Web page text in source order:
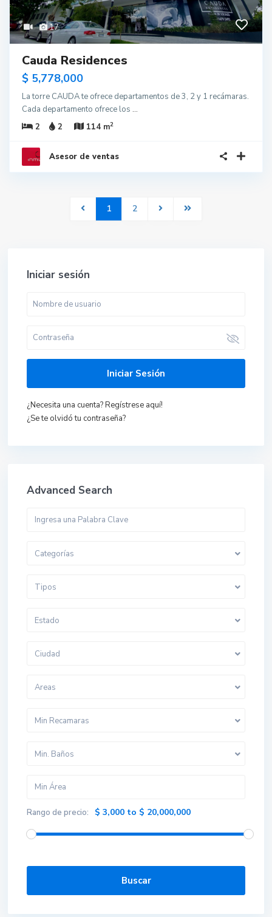
17
Cauda Residences
$ 5,778,000
La torre CAUDA te ofrece departamentos de 3, 2 y 1 recámaras.
Cada departamento ofrece los ...
2
2 114 m2
Asesor de ventas
1 2
Iniciar sesión
Iniciar Sesión
¿Necesita una cuenta? Regístrese aquí!
¿Se te olvidó tu contraseña?
Advanced Search
Categorías
Tipos
Estado
Ciudad
Areas
Min Recamaras
Min. Baños
Rango de precio: $ 3,000 to $ 20,000,000
Buscar